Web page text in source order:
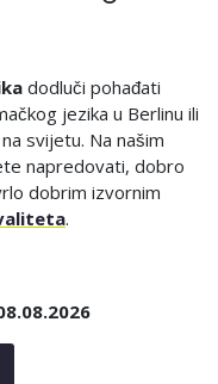
dodluči pohađati
jezika u Berlinu ili
svijetu. Na našim
napredovati, dobro
dobrim izvornim
.